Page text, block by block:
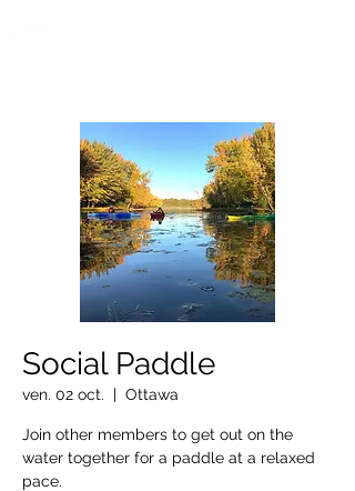
Social Paddle
ven. 02 oct.
  |
Ottawa
Join other members to get out on the
water together for a paddle at a relaxed
pace.